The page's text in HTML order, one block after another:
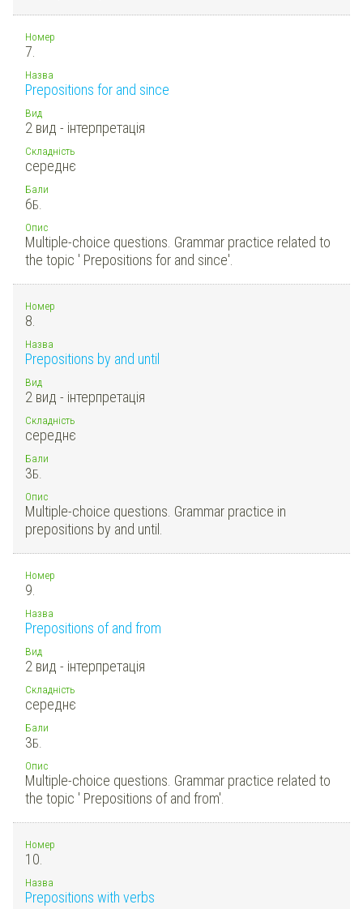
Номер
7.
Назва
Prepositions for and since
Вид
2 вид - інтерпретація
Складність
середнє
Бали
6Б.
Опис
Multiple-choice questions. Grammar practice related to
the topic ' Prepositions for and since'.
Номер
8.
Назва
Prepositions by and until
Вид
2 вид - інтерпретація
Складність
середнє
Бали
3Б.
Опис
Multiple-choice questions. Grammar practice in
prepositions by and until.
Номер
9.
Назва
Prepositions of and from
Вид
2 вид - інтерпретація
Складність
середнє
Бали
3Б.
Опис
Multiple-choice questions. Grammar practice related to
the topic ' Prepositions of and from'.
Номер
10.
Назва
Prepositions with verbs